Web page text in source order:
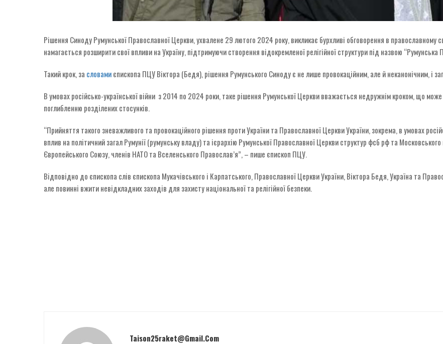
Рішення Синоду Румунської Православної Церкви, ухвалене 29 лютого 2024 року, викликає бурхливі обговорення в православному
намагається розширити свої впливи на Україну, підтримуючи створення відокремленої релігійної структури під назвою “Румунська
Такий крок, за словамиєпископа ПЦУ Віктора (Бедя), рішення Румунського Синоду є не лише провокаційним, але й неканонічним, і
В умовах російсько-української війни з 2014 по 2024 роки, таке рішення Румунської Церкви вважається недружнім кроком, що
поглибленню розділених стосунків.
“Прийняття такого зневажливого та провокаційного рішення проти України та Православної Церкви України, зокрема, в умовах
вплив на політичний загал Румунії (румунську владу) та ієрархію Румунської Православної Церкви структур фсб рф та
Європейського Союзу, членів НАТО та Вселенського Православ’я”, – пише єпископ ПЦУ.
Відповідно до єпископа слів єпископа Мукачівського і Карпатського, Православної Церкви України, Віктора Бедя, Україна та
але повинні вжити невідкладних заходів для захисту національної та релігійної безпеки.
Taison25raket@gmail.com